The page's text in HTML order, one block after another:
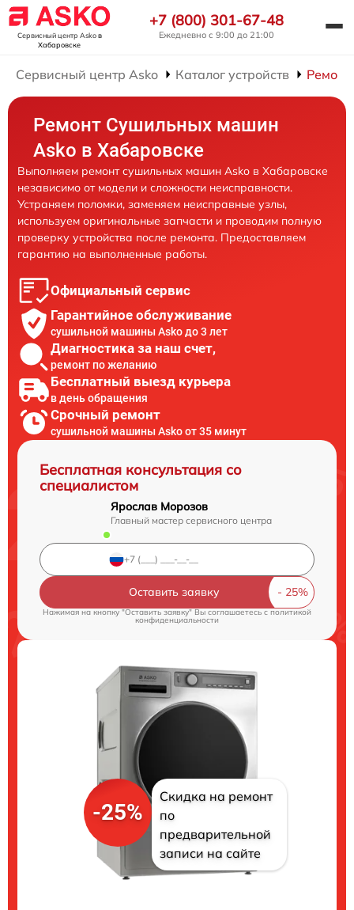
Сервисный центр Askoв
Хабаровске
+7 (800) 301-67-48
Ежедневно с 9:00 до 21:00
Сервисный центр Asko Каталог устройств
Ремонт Сушильных машин
Asko в Хабаровске
Выполняем ремонт сушильных машин Asko в Хабаровске
независимо от модели и сложности неисправности.
Устраняем поломки, заменяем неисправные узлы,
используем оригинальные запчасти и проводим полную
проверку устройства после ремонта. Предоставляем
гарантию на выполненные работы.
Официальный сервис
Гарантийное обслуживание
сушильной машины Asko до 3 лет
Диагностика за наш счет,
ремонт по желанию
Бесплатный выезд курьера
в день обращения
Срочный ремонт
сушильной машины Asko от 35 минут
Бесплатная консультация со
специалистом
Ярослав Морозов
Главный мастер сервисного центра
Оставить заявку
Нажимая на кнопку "Оставить заявку" Вы соглашаетесь cполитикой
конфиденциальности
-25%
Скидка на ремонт
по
предварительной
записи на сайте